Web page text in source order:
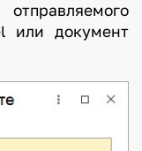
или документ